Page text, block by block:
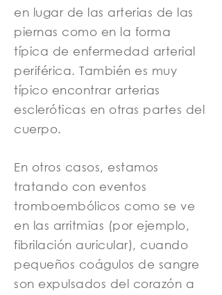
en lugar de las arterias de las
piernas como en la forma
típica de enfermedad arterial
periférica. También es muy
típico encontrar arterias
escleróticas en otras partes del
cuerpo.
En otros casos, estamos
tratando con eventos
tromboembólicos como se ve
en las arritmias (por ejemplo,
fibrilación auricular), cuando
pequeños coágulos de sangre
son expulsados ​​del corazón a